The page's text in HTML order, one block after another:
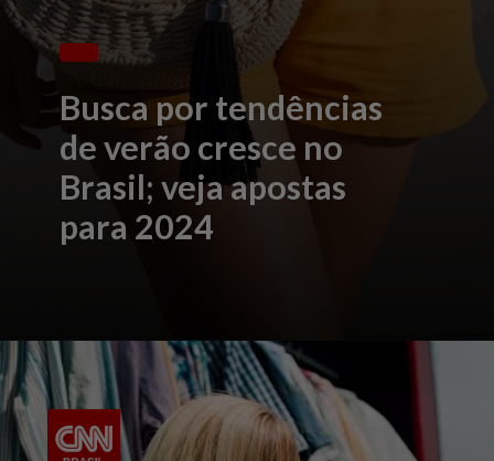
Busca por tendências
de verão cresce no
Brasil; veja apostas
para 2024